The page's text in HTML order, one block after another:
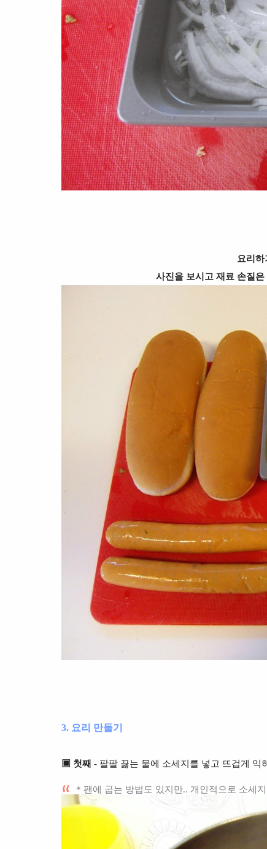
요리
사진을 보시고 재료 손질
3. 요리 만들기
▣ 첫째 - 팔팔 끓는 물에 소세지를 넣고 뜨겁게 익
* 팬에 굽는 방법도 있지만.. 개인적으로 소세